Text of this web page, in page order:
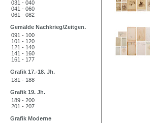
031 - 040
041 - 060
061 - 082
Gemälde Nachkrieg/Zeitgen.
091 - 100
101 - 120
121 - 140
141 - 160
161 - 177
Grafik 17.-18. Jh.
181 - 188
Grafik 19. Jh.
189 - 200
201 - 207
Grafik Moderne